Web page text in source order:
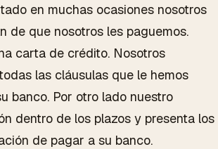
en muchas ocasiones nosotros
de que nosotros les paguemos.
carta de crédito. Nosotros
las cláusulas que le hemos
banco. Por otro lado nuestro
dentro de los plazos y presenta los
de pagar a su banco.